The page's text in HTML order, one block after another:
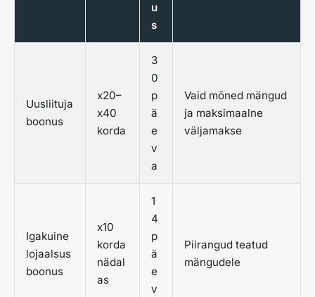
u
s
Uusliituja
boonus
x20–
x40
korda
3
0
p
ä
e
v
a
Vaid mõned mängud
ja maksimaalne
väljamakse
Igakuine
lojaalsus
boonus
x10
korda
nädal
as
1
4
p
ä
e
v
Piirangud teatud
mängudele